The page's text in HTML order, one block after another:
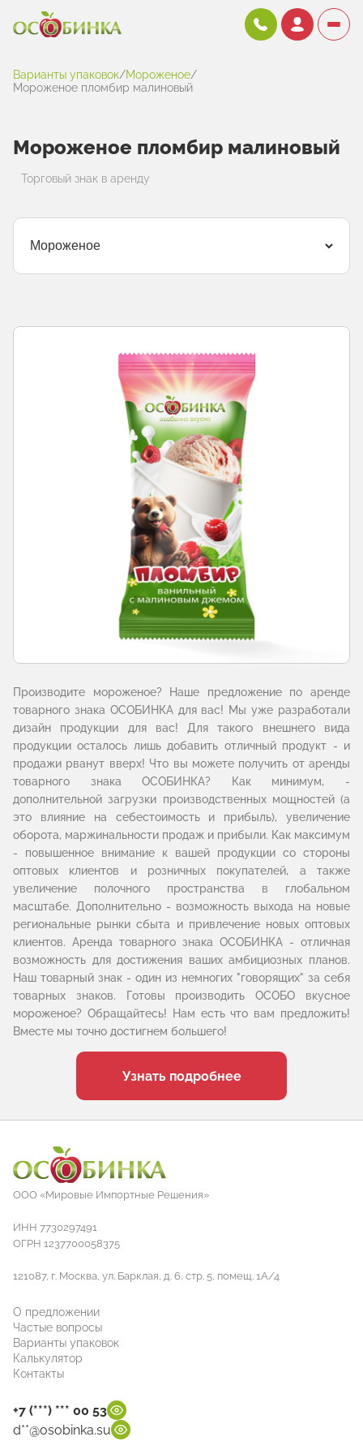
Варианты упаковок/Мороженое/
Мороженое пломбир малиновый
Мороженое пломбир малиновый
Торговый знак в аренду
Мороженое
Производите мороженое? Наше предложение по аренде
товарного знака ОСОБИНКА для вас! Мы уже разработали
дизайн продукции для вас! Для такого внешнего вида
продукции осталось лишь добавить отличный продукт - и
продажи рванут вверх! Что вы можете получить от аренды
товарного знака ОСОБИНКА? Как минимум, -
дополнительной загрузки производственных мощностей (а
это влияние на себестоимость и прибыль), увеличение
оборота, маржинальности продаж и прибыли. Как максимум
- повышенное внимание к вашей продукции со стороны
оптовых клиентов и розничных покупателей, а также
увеличение полочного пространства в глобальном
масштабе. Дополнительно - возможность выхода на новые
региональные рынки сбыта и привлечение новых оптовых
клиентов. Аренда товарного знака ОСОБИНКА - отличная
возможность для достижения ваших амбициозных планов.
Наш товарный знак - один из немногих "говорящих" за себя
товарных знаков. Готовы производить ОСОБО вкусное
мороженое? Обращайтесь! Нам есть что вам предложить!
Вместе мы точно достигнем большего!
Узнать подробнее
ООО «Мировые Импортные Решения»
ИНН 7730297491
ОГРН 1237700058375
121087, г. Москва, ул. Барклая, д. 6, стр. 5, помещ. 1А/4
О предложении
Частые вопросы
Варианты упаковок
Калькулятор
Контакты
+7 (***) *** 00 53
d**@osobinka.su